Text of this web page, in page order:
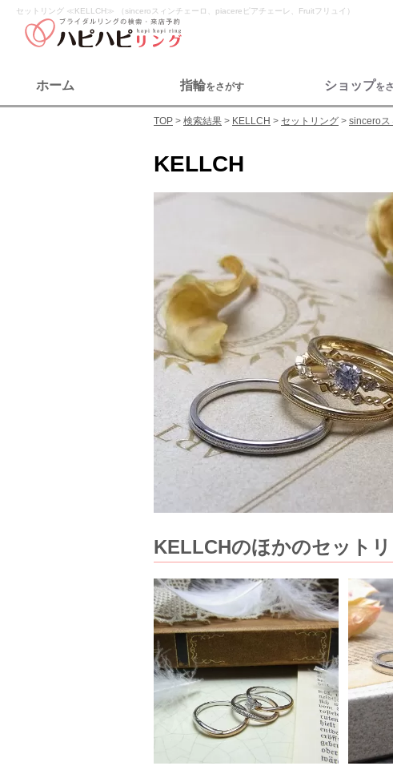
セットリング ≪KELLCH≫ （sinceroスィンチェーロ、piacereピアチェーレ、Fruitフリュイ）
ホーム 指輪をさがす ショップを
TOP 検索結果 KELLCH セットリング sinceroス
KELLCH
KELLCHのほかのセット